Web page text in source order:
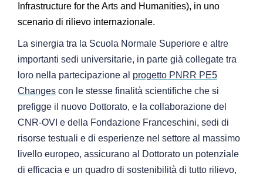
Infrastructure for the Arts and Humanities), in uno
scenario di rilievo internazionale.
La sinergia tra la Scuola Normale Superiore e altre
importanti sedi universitarie, in parte già collegate tra
loro nella partecipazione al progetto PNRR PE5
Changes con le stesse finalità scientifiche che si
prefigge il nuovo Dottorato, e la collaborazione del
CNR-OVI e della Fondazione Franceschini, sedi di
risorse testuali e di esperienze nel settore al massimo
livello europeo, assicurano al Dottorato un potenziale
di efficacia e un quadro di sostenibilità di tutto rilievo,